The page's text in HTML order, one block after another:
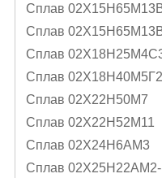
Сплав
Сплав
Сплав
Сплав
Сплав 02Х22Н50М7
Сплав 02Х22Н52М11
Сплав 02Х24Н6AМ3
Сплав